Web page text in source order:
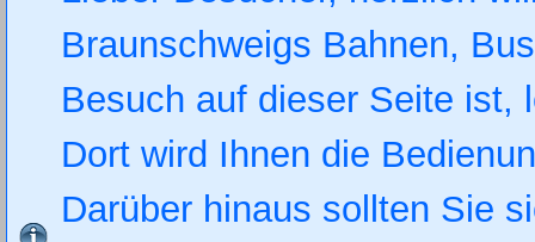
Braunschweigs Bahnen,
Besuch auf dieser Seite
Dort wird Ihnen die
Darüber hinaus sollten Sie